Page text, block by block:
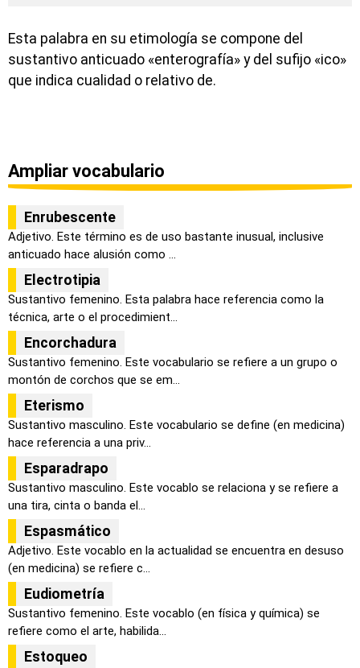
Esta palabra en su etimología se compone del
sustantivo anticuado «enterografía» y del sufijo «ico»
que indica cualidad o relativo de.
Ampliar vocabulario
Enrubescente
Adjetivo. Este término es de uso bastante inusual, inclusive
anticuado hace alusión como ...
Electrotipia
Sustantivo femenino. Esta palabra hace referencia como la
técnica, arte o el procedimient...
Encorchadura
Sustantivo femenino. Este vocabulario se refiere a un grupo o
montón de corchos que se em...
Eterismo
Sustantivo masculino. Este vocabulario se define (en medicina)
hace referencia a una priv...
Esparadrapo
Sustantivo masculino. Este vocablo se relaciona y se refiere a
una tira, cinta o banda el...
Espasmático
Adjetivo. Este vocablo en la actualidad se encuentra en desuso
(en medicina) se refiere c...
Eudiometría
Sustantivo femenino. Este vocablo (en física y química) se
refiere como el arte, habilida...
Estoqueo